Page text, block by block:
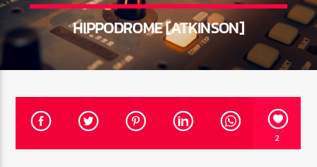
0:00
HIPPODROME [ATKINSON]
2